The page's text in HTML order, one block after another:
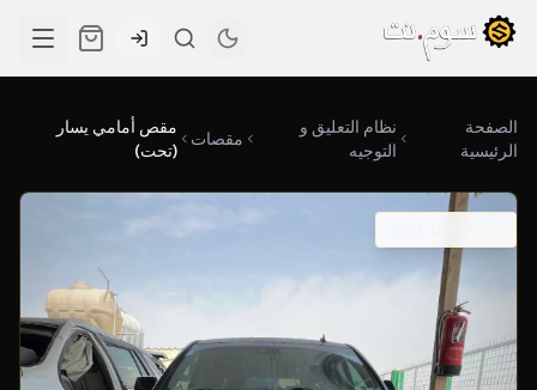
الصفحة
الرئيسية
نظام التعليق و
التوجيه
مقصات
مقص أمامي يسار
(تحت)